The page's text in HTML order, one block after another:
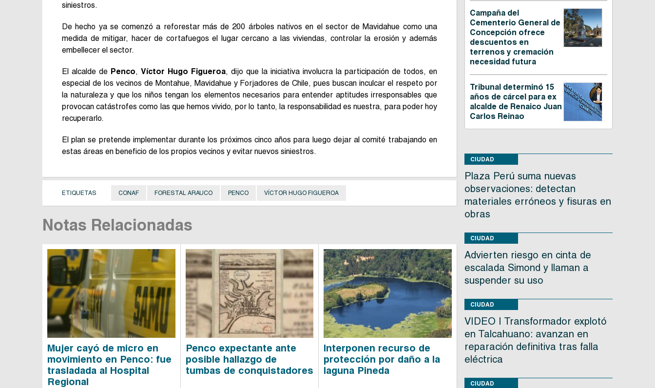
siniestros.
De hecho ya se comenzó a reforestar más de 200 árboles nativos en el sector de Mavidahue como una
medida de mitigar, hacer de cortafuegos el lugar cercano a las viviendas, controlar la erosión y además
embellecer el sector.
El alcalde de Penco, Víctor Hugo Figueroa, dijo que la iniciativa involucra la participación de todos, en
especial de los vecinos de Montahue, Mavidahue y Forjadores de Chile, pues buscan inculcar el respeto por
la naturaleza y que los niños tengan los elementos necesarios para entender aptitudes irresponsables que
provocan catástrofes como las que hemos vivido, por lo tanto, la responsabilidad es nuestra, para poder hoy
recuperarlo.
El plan se pretende implementar durante los próximos cinco años para luego dejar al comité trabajando en
estas áreas en beneficio de los propios vecinos y evitar nuevos siniestros.
ETIQUETAS CONAF FORESTAL ARAUCO PENCO VÍCTOR HUGO FIGUEROA
Notas Relacionadas
Mujer cayó de micro en
movimiento en Penco: fue
trasladada al Hospital
Regional
Penco expectante ante
posible hallazgo de
tumbas de conquistadores
Interponen recurso de
protección por daño a la
laguna Pineda
Campaña del
Cementerio General de
Concepción ofrece
descuentos en
terrenos y cremación
necesidad futura
Tribunal determinó 15
años de cárcel para ex
alcalde de Renaico Juan
Carlos Reinao
CIUDAD
Plaza Perú suma nuevas
observaciones: detectan
materiales erróneos y fisuras en
obras
CIUDAD
Advierten riesgo en cinta de
escalada Simond y llaman a
suspender su uso
CIUDAD
VIDEO | Transformador explotó
en Talcahuano: avanzan en
reparación definitiva tras falla
eléctrica
CIUDAD